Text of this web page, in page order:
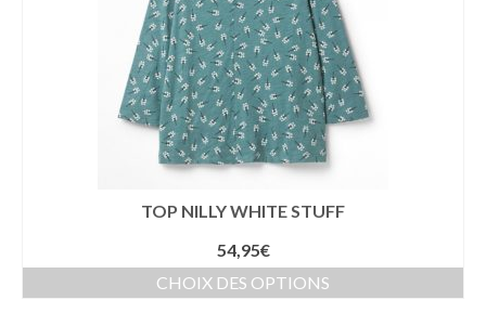
TOP NILLY WHITE STUFF
54,95€
CHOIX DES OPTIONS